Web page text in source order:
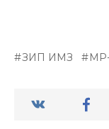
ЗИП ИМЗ